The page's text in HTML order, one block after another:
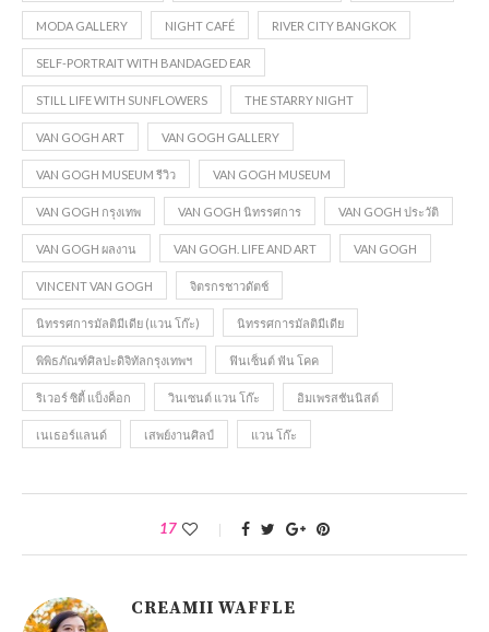
MODA GALLERY NIGHT CAFÉ RIVER CITY BANGKOK
SELF-PORTRAIT WITH BANDAGED EAR
STILL LIFE WITH SUNFLOWERS THE STARRY NIGHT
VAN GOGH ART VAN GOGH GALLERY
VAN GOGH MUSEUM รีวิว VAN GOGH MUSEUM
VAN GOGH กรุงเทพ VAN GOGH นิทรรศการ VAN GOGH ประวัติ
VAN GOGH ผลงาน VAN GOGH. LIFE AND ART VAN GOGH
VINCENT VAN GOGH จิตรกรชาวดัตช์
นิทรรศการมัลติมีเดีย (แวน โก๊ะ) นิทรรศการมัลติมีเดีย
พิพิธภัณฑ์ศิลปะดิจิทัลกรุงเทพฯ ฟินเซ็นต์ ฟัน โคค
ริเวอร์ ซิตี้ แบ็งค็อก วินเซนต์ แวน โก๊ะ อิมเพรสชันนิสต์
เนเธอร์แลนด์ เสพย์งานศิลป์ แวน โก๊ะ
17
CREAMII WAFFLE